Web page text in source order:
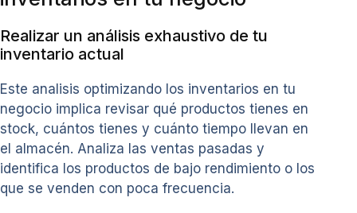
Realizar un análisis exhaustivo de tu
inventario actual
Este analisis optimizando los inventarios en tu
negocio implica revisar qué productos tienes en
stock, cuántos tienes y cuánto tiempo llevan en
el almacén. Analiza las ventas pasadas y
identifica los productos de bajo rendimiento o los
que se venden con poca frecuencia.